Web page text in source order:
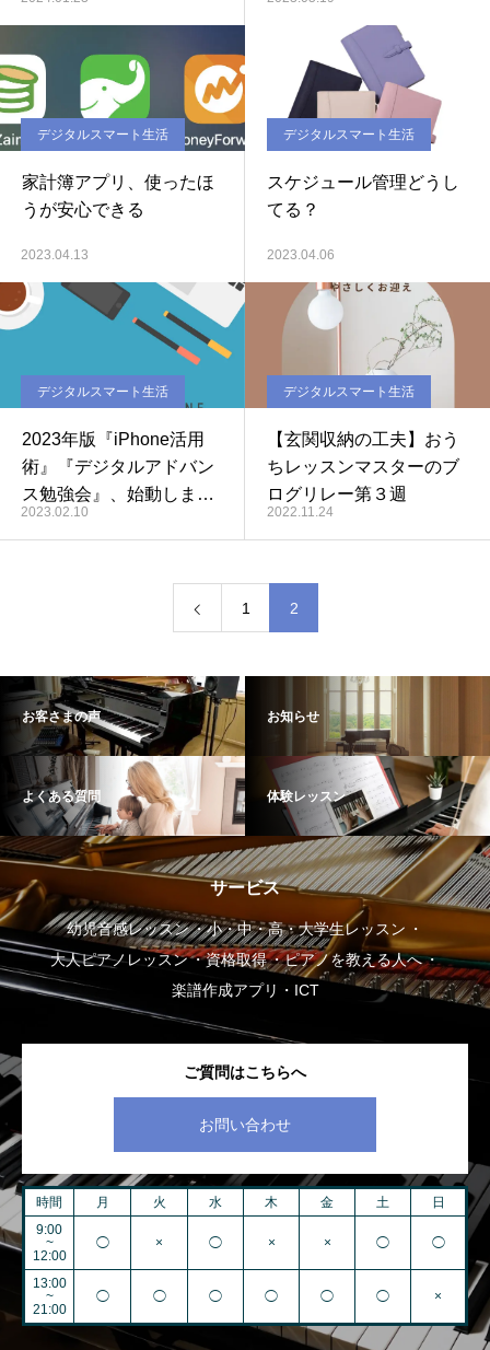
デジタルスマート生活
家計簿アプリ、使ったほ
うが安心できる
2023.04.13
デジタルスマート生活
スケジュール管理どうし
てる？
2023.04.06
デジタルスマート生活
2023年版『iPhone活用
術』『デジタルアドバン
ス勉強会』、始動しまし
た。
2023.02.10
デジタルスマート生活
【玄関収納の工夫】おう
ちレッスンマスターのブ
ログリレー第３週
2022.11.24
1 2
お客さまの声 お知らせ
よくある質問 体験レッスン
サービス
幼児音感レッスン
小・中・高・大学生レッスン
大人ピアノレッスン
資格取得
ピアノを教える人へ
楽譜作成アプリ・ICT
ご質問はこちらへ
お問い合わせ
時間 月 火 水 木 金 土
日
9:00
~
12:00
◯ × ◯ × × ◯ ◯
13:00
~
21:00
◯ ◯ ◯ ◯ ◯ ◯ ×